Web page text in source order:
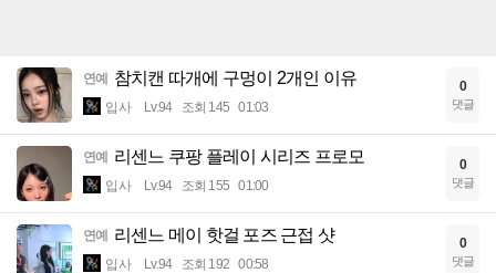
연예 참치캔 따개에 구멍이 2개인 이유
입사 Lv.94 조회 145 01:03
0
댓글
연예 리센느 쿠팡 플레이 시리즈 프로모
입사 Lv.94 조회 155 01:00
0
댓글
연예 리센느 메이 핫걸 포즈 근접 샷
입사 Lv.94 조회 192 00:58
0
댓글